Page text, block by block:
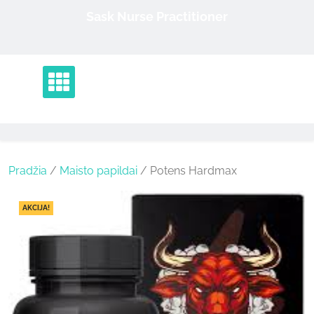
Pradžia / Maisto papildai / Potens Hardmax
AKCIJA!